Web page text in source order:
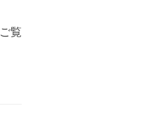
覧